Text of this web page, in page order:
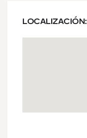
LOCALIZACIÓN: